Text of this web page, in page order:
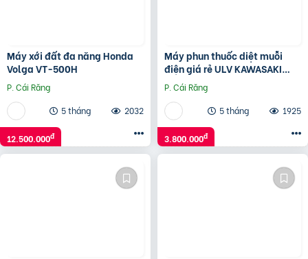
Máy xới đất đa năng Honda
Volga VT-500H
P. Cái Răng
5 tháng
2032
12.500.000đ
Máy phun thuốc diệt muỗi
điện giá rẻ ULV KAWASAKI
KS50 I Miễn phí giao hàng tận
nhà
P. Cái Răng
5 tháng
1925
3.800.000đ